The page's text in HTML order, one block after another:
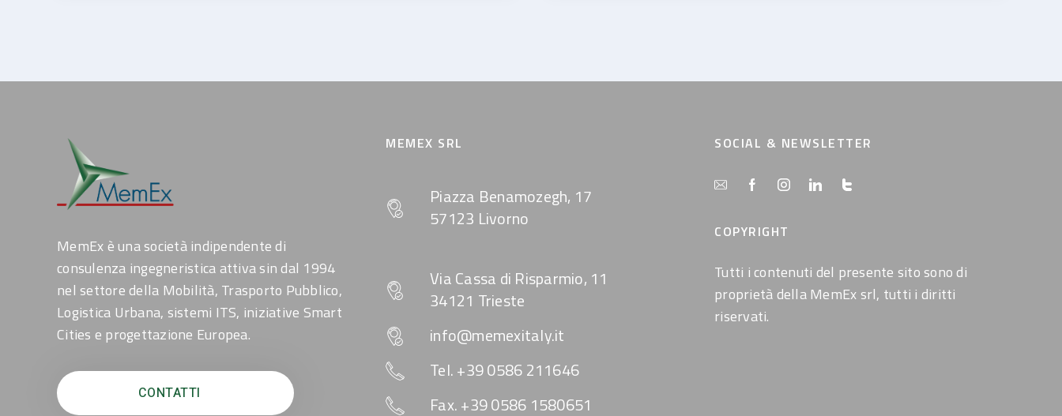
MemEx è una società indipendente di
consulenza ingegneristica attiva sin dal 1994
nel settore della Mobilità, Trasporto Pubblico,
Logistica Urbana, sistemi ITS, iniziative Smart
Cities e progettazione Europea.
CONTATTI
MEMEX SRL
Piazza Benamozegh, 17
57123 Livorno
Via Cassa di Risparmio, 11
34121 Trieste
info@memexitaly.it
Tel. +39 0586 211646
Fax. +39 0586 1580651
SOCIAL & NEWSLETTER
COPYRIGHT
Tutti i contenuti del presente sito sono di
proprietà della MemEx srl, tutti i diritti
riservati.